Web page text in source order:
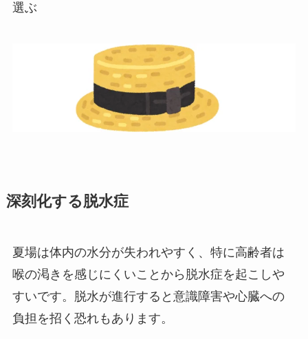
選ぶ
深刻化する脱水症
夏場は体内の水分が失われやすく、特に高齢者は
喉の渇きを感じにくいことから脱水症を起こしや
すいです。脱水が進行すると意識障害や心臓への
負担を招く恐れもあります。